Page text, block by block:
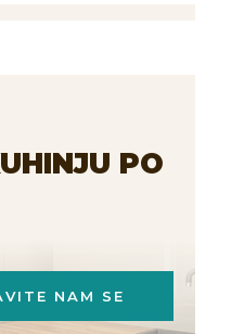
PO
NAM SE